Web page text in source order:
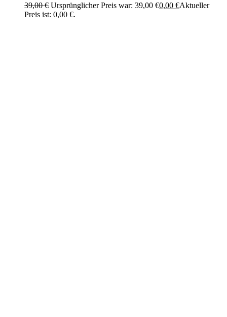
39,00€ Ursprünglicher Preis war: 39,00 €0,00 €Aktueller
Preis ist: 0,00 €.